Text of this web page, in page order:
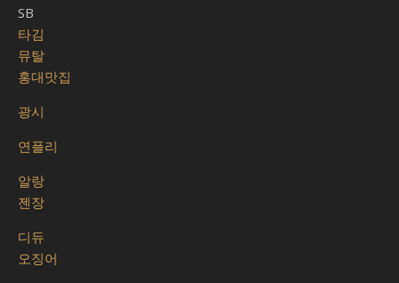
SB
타김
뮤탈
홍대맛집
광시
연플리
알랑
젠장
디듀
오징어